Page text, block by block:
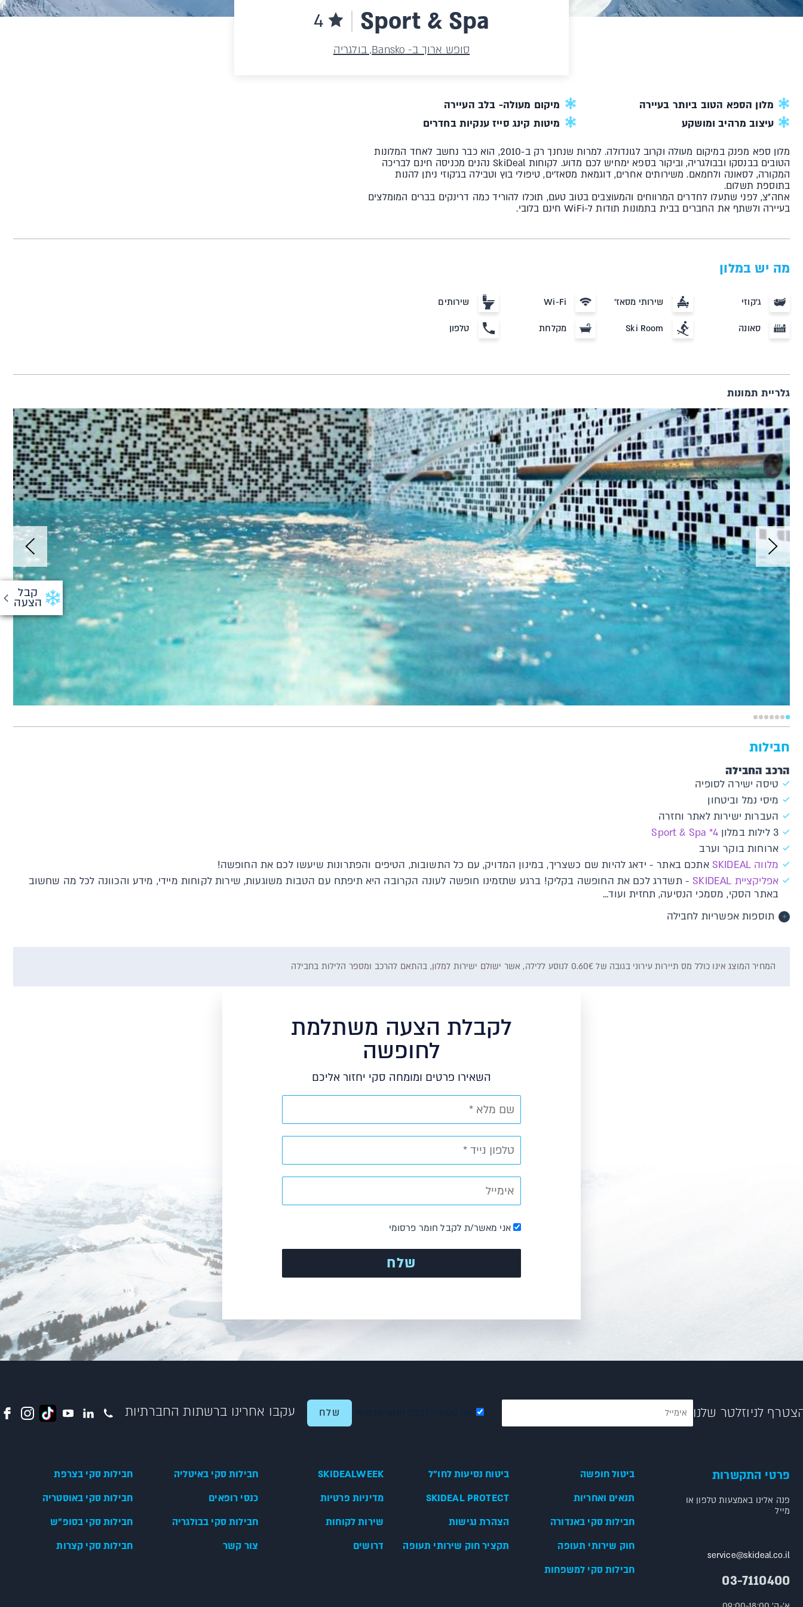
קבל
הצעה
Sport & Spa
4
סופש ארוך ב- Bansko, בולגריה
מלון הספא הטוב ביותר בעיירה
מיקום מעולה- בלב העיירה
עיצוב מרהיב ומושקע
מיטות קינג סייז ענקיות בחדרים
מלון ספא מפנק במיקום מעולה וקרוב לגונדולה. למרות שנחנך רק ב-2010, הוא כבר נחשב לאחד המלונות
הטובים בבנסקו ובבולגריה, וביקור בספא ימחיש לכם מדוע. לקוחות SkiDeal נהנים מכניסה חינם לבריכה
המקורה, לסאונה ולחמאם. משירותים אחרים, דוגמאת מסאז׳ים, טיפולי בוץ וטבילה בג׳קוזי ניתן להנות
בתוספת תשלום.
אחה״צ, לפני שתעלו לחדרים המרווחים והמעוצבים בטוב טעם, תוכלו להוריד כמה דרינקים בברים המומלצים
בעיירה ולשתף את החברים בבית בתמונות תודות ל-WiFi חינם בלובי.
מה יש במלון
ג'קוזי שירותי מסאז' Wi-Fi שירותים
סאונה Ski Room מקלחת טלפון
גלריית תמונות
חבילות
הרכב החבילה
טיסה ישירה לסופיה
מיסי נמל וביטחון
העברות ישירות לאתר וחזרה
3 לילות במלון
Sport & Spa *4
ארוחות בוקר וערב
מלווה SKIDEAL
אתכם באתר - ידאג להיות שם כשצריך, במינון המדויק, עם כל התשובות, הטיפים והפתרונות שיעשו לכם את החופשה!
אפליקציית SKIDEAL
- תשדרג לכם את החופשה בקליק! ברגע שתזמינו חופשה לעונה הקרובה היא תיפתח עם הטבות משוגעות, שירות לקוחות מיידי, מידע והכוונה לכל מה שחשוב
באתר הסקי, מסמכי הנסיעה, תחזית ועוד...
תוספות אפשריות לחבילה
המחיר המוצג אינו כולל מס תיירות עירוני בגובה של 0.60€ לנוסע ללילה, אשר ישולם ישירות למלון, בהתאם להרכב ומספר הלילות בחבילה
לקבלת הצעה משתלמת
לחופשה
השאירו פרטים ומומחה סקי יחזור אליכם
אני מאשר/ת לקבל חומר פרסומי
לניוזלטר שלנו עקבו אחרינו ברשתות החברתיות
פרטי התקשרות
פנה אלינו באמצעות טלפון או
מייל
service@skideal.co.il
03-7110400
ביטול חופשה ביטוח נסיעות לחו"ל SKIDEALWEEK חבילות סקי באיטליה
חבילות סקי בצרפת
תנאים ואחריות
SKIDEAL PROTECT מדיניות פרטיות כנסי רופאים
חבילות סקי באוסטריה
חבילות סקי באנדורה
הצהרת נגישות שירות לקוחות חבילות סקי בבולגריה
חבילות סקי בסופ"ש
חוק שירותי תעופה
תקציר חוק שירותי תעופה דרושים צור קשר
חבילות סקי קצרות
חבילות סקי למשפחות